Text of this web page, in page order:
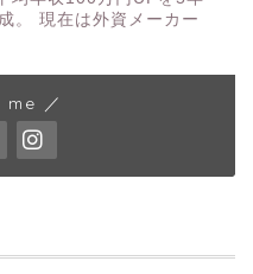
。 現在は外資メーカー
me ／